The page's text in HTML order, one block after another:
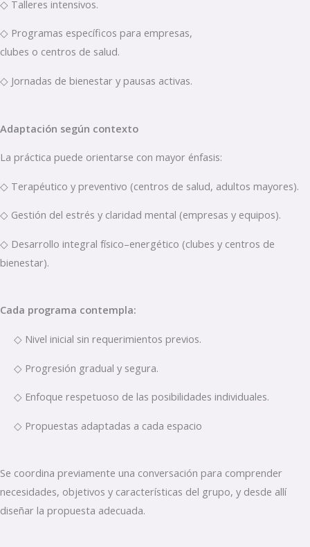
◇ Talleres intensivos.
◇ Programas específicos para empresas,
clubes o centros de salud.
◇ Jornadas de bienestar y pausas activas.
Adaptación según contexto
La práctica puede orientarse con mayor énfasis:
◇ Terapéutico y preventivo (centros de salud, adultos mayores).
◇ Gestión del estrés y claridad mental (empresas y equipos).
◇ Desarrollo integral físico–energético (clubes y centros de
bienestar).
Cada programa contempla:
◇ Nivel inicial sin requerimientos previos.
◇ Progresión gradual y segura.
◇ Enfoque respetuoso de las posibilidades individuales.
◇ Propuestas adaptadas a cada espacio
Se coordina previamente una conversación para comprender
necesidades, objetivos y características del grupo, y desde allí
diseñar la propuesta adecuada.